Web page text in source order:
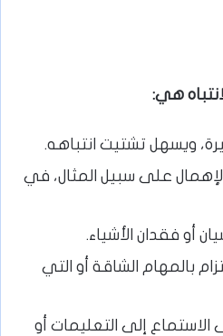
هي:
ويسهل تشتيت انتباهه.
على سبيل المثال، في
أو فقدان الأشياء.
بالمهام الشاقة أو التي
الاستماع إلى التعليمات أو